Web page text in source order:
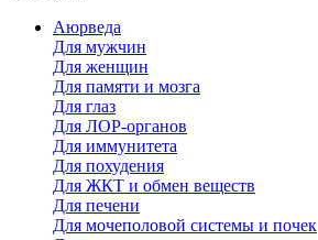
Аюрведа
Для мужчин
Для женщин
Для памяти и мозга
Для глаз
Для ЛОР-органов
Для иммунитета
Для похудения
Для ЖКТ и обмен веществ
Для печени
Для мочеполовой системы и почек